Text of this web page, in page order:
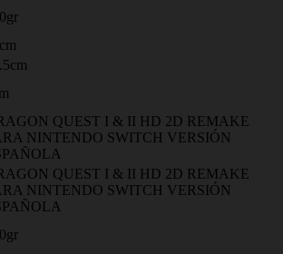
QUEST I & II HD 2D REMAKE
NINTENDO SWITCH VERSIÓN
QUEST I & II HD 2D REMAKE
NINTENDO SWITCH VERSIÓN